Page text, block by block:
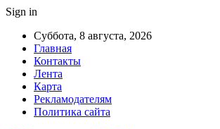
Sign in
Суббота, 8 августа, 2026
Главная
Контакты
Лента
Карта
Рекламодателям
Политика сайта